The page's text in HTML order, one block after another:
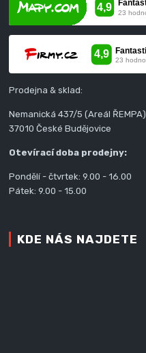
Prodejna & sklad:
Nemanická 437/5 (Areál ŘEMPA)
37010 České Budějovice
Otevírací doba prodejny:
Pondělí - čtvrtek: 9.00 - 16.00
Pátek: 9.00 - 15.00
KDE NÁS NAJDETE